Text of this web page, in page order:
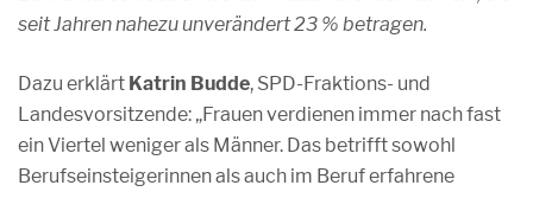
seit Jahren nahezu unverändert 23 % betragen.
Dazu erklärt Katrin Budde, SPD-Fraktions- und
Landesvorsitzende: „Frauen verdienen immer nach fast
ein Viertel weniger als Männer. Das betrifft sowohl
Berufseinsteigerinnen als auch im Beruf erfahrene